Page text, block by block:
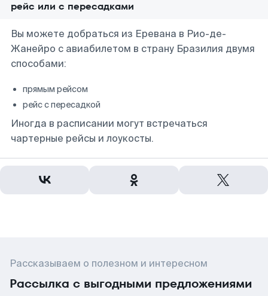
рейс или с пересадками
Вы можете добраться из Еревана в Рио-де-
Жанейро с авиабилетом в страну Бразилия двумя
способами:
прямым рейсом
рейс с пересадкой
Иногда в расписании могут встречаться
чартерные рейсы и лоукосты.
Рассказываем о полезном и интересном
Рассылка с выгодными предложениями